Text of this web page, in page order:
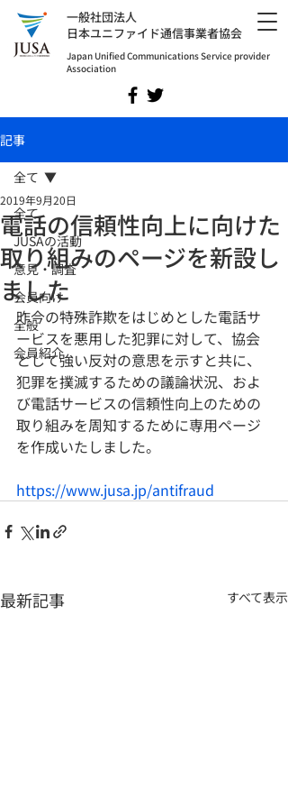
​一般社団法人
日本ユニファイド通信事業者協会
Japan Unified Communications Service provider
Association
記事
全て
JUSAの活動
意見・調査
会員向け
全般
会員紹介
全て
電話の信頼性向上に向けた
取り組みのページを新設し
ました
2019年9月20日
昨今の特殊詐欺をはじめとした電話サ
ービスを悪用した犯罪に対して、協会
として強い反対の意思を示すと共に、
犯罪を撲滅するための議論状況、およ
び電話サービスの信頼性向上のための
取り組みを周知するために専用ページ
を作成いたしました。
https://www.jusa.jp/antifraud
最新記事 すべて表示